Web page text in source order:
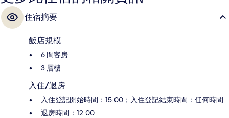
住宿摘要
飯店規模
6 間客房
3 層樓
入住/退房
入住登記開始時間：15:00；入住登記結束時間：任何時間
退房時間：12:00